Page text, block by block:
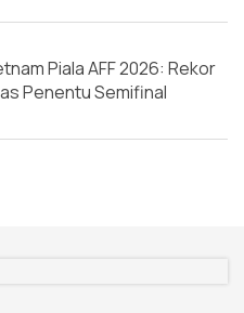
Piala AFF 2026: Rekor
Penentu Semifinal